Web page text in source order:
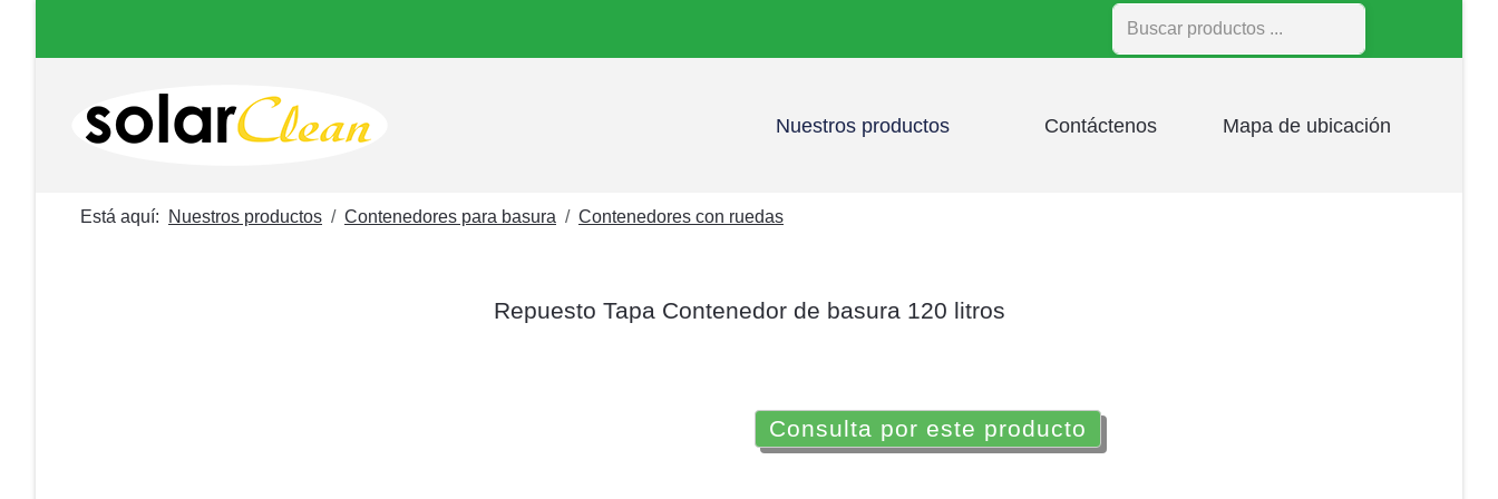
Buscar
Nuestros productos Contáctenos Mapa de ubicación
Está aquí: Nuestros productos Contenedores para basura Contenedores con ruedas
Repuesto Tapa Contenedor de basura 120 litros
Consulta por este producto